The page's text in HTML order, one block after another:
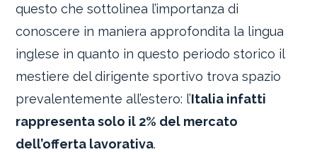
questo che sottolinea l’importanza di
conoscere in maniera approfondita la lingua
inglese in quanto in questo periodo storico il
mestiere del dirigente sportivo trova spazio
prevalentemente all’estero: l’Italia infatti
rappresenta solo il 2% del mercato
dell’offerta lavorativa.